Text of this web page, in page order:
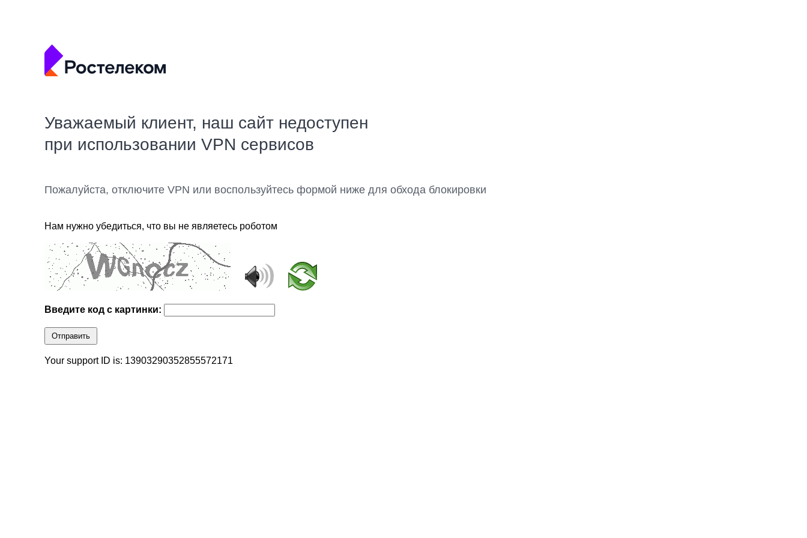
Уважаемый клиент, наш сайт недоступен
при использовании VPN сервисов
Пожалуйста, отключите VPN или воспользуйтесь формой ниже для обхода блокировки
Нам нужно убедиться, что вы не являетесь роботом
Введите код с картинки:
Отправить
Your support ID is: 13903290352855572171